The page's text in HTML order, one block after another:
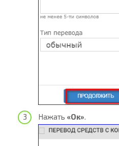
Нажать «Ок».